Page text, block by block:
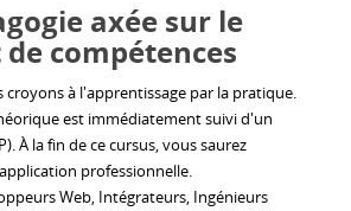
axée sur le
compétences
croyons à l'apprentissage par la pratique.
est immédiatement suivi d'un
À la fin de ce cursus, vous saurez
professionnelle.
Web, Intégrateurs, Ingénieurs